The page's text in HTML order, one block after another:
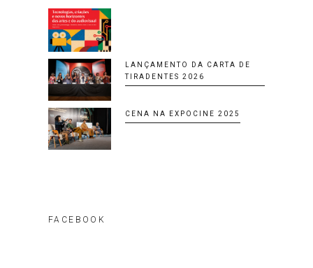
LANÇAMENTO DA CARTA DE
TIRADENTES 2026
CENA NA EXPOCINE 2025
FACEBOOK